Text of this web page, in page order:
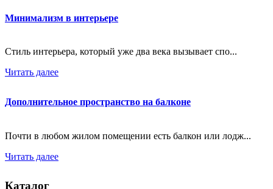
Минимализм в интерьере
Стиль интерьера, который уже два века вызывает спо...
Читать далее
Дополнительное пространство на балконе
Почти в любом жилом помещении есть балкон или лодж...
Читать далее
Каталог